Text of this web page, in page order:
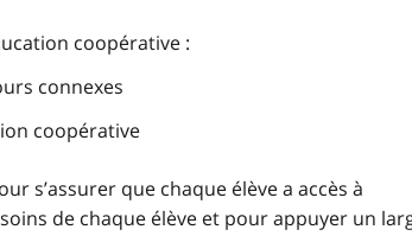
coopérative :
connexes
coopérative
s’assurer que chaque élève a accès à
de chaque élève et pour appuyer un